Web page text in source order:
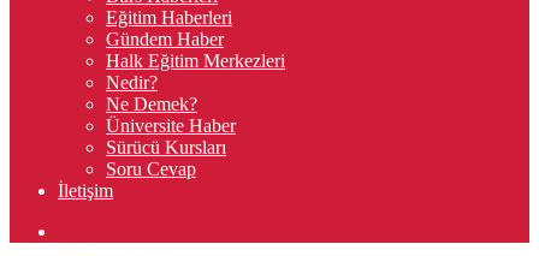
Eğitim Haberleri
Gündem Haber
Halk Eğitim Merkezleri
Nedir?
Ne Demek?
Üniversite Haber
Sürücü Kursları
Soru Cevap
İletişim